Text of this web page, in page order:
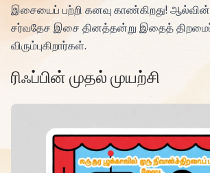
இசையைப் பற்றி கனவு காண்கிறது! ஆல்வின்
சர்வதேச இசை தினத்தன்று இதைத்
விரும்புகிறார்கள்.
ரிஃப்பின் முதல் முயற்சி